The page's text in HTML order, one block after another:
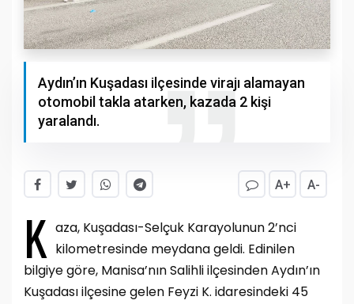
Aydın’ın Kuşadası ilçesinde virajı alamayan
otomobil takla atarken, kazada 2 kişi
yaralandı.
A+ A-
K aza, Kuşadası-Selçuk Karayolunun 2’nci
kilometresinde meydana geldi. Edinilen
bilgiye göre, Manisa’nın Salihli ilçesinden Aydın’ın
Kuşadası ilçesine gelen Feyzi K. idaresindeki 45